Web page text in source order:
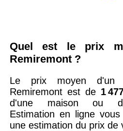
Quel est le prix
Remiremont ?
Le prix moyen d'un
Remiremont est de 1
d'une maison ou
Estimation en ligne
une estimation du prix de